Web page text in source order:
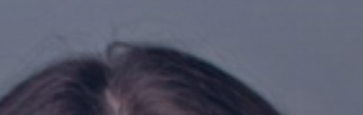
Fale conosco